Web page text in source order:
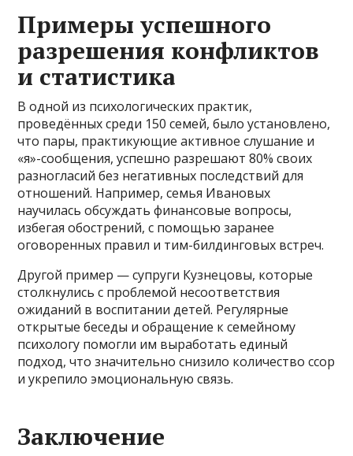
Примеры успешного
разрешения конфликтов
и статистика
В одной из психологических практик,
проведённых среди 150 семей, было установлено,
что пары, практикующие активное слушание и
«я»-сообщения, успешно разрешают 80% своих
разногласий без негативных последствий для
отношений. Например, семья Ивановых
научилась обсуждать финансовые вопросы,
избегая обострений, с помощью заранее
оговоренных правил и тим-билдинговых встреч.
Другой пример — супруги Кузнецовы, которые
столкнулись с проблемой несоответствия
ожиданий в воспитании детей. Регулярные
открытые беседы и обращение к семейному
психологу помогли им выработать единый
подход, что значительно снизило количество ссор
и укрепило эмоциональную связь.
Заключение